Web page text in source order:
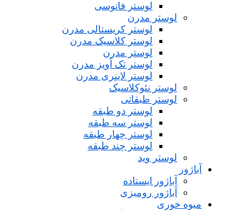
لوستر فانوسی
لوستر مدرن
لوستر کریستالی مدرن
لوستر کلاسیک مدرن
لوستر مدرن
لوستر تک آویز مدرن
لوستر لاینری مدرن
لوستر نئوکلاسیک
لوستر طبقاتی
لوستر دو طبقه
لوستر سه طبقه
لوستر چهار طبقه
لوستر چند طبقه
لوستر وید
آباژور
آباژور ایستاده
آباژور رومیزی
میوه خوری